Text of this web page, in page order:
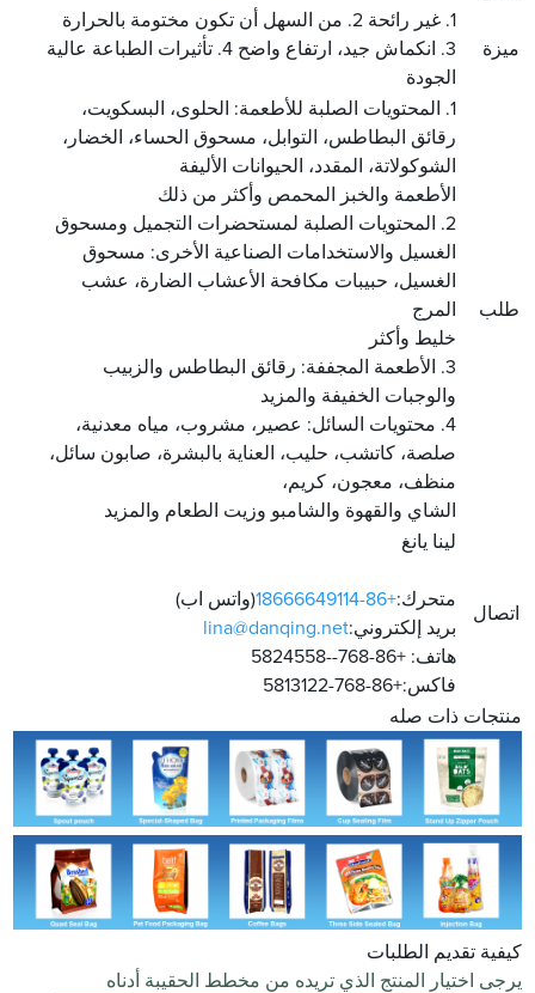
ميزة
1. غير رائحة 2. من السهل أن تكون مختومة بالحرارة
3. انكماش جيد، ارتفاع واضح 4. تأثيرات الطباعة عالية
الجودة
طلب
1. المحتويات الصلبة للأطعمة: الحلوى، البسكويت،
رقائق البطاطس، التوابل، مسحوق الحساء، الخضار،
الشوكولاتة، المقدد، الحيوانات الأليفة
الأطعمة والخبز المحمص وأكثر من ذلك
2. المحتويات الصلبة لمستحضرات التجميل ومسحوق
الغسيل والاستخدامات الصناعية الأخرى: مسحوق
الغسيل، حبيبات مكافحة الأعشاب الضارة، عشب
المرج
خليط وأكثر
3. الأطعمة المجففة: رقائق البطاطس والزبيب
والوجبات الخفيفة والمزيد
4. محتويات السائل: عصير، مشروب، مياه معدنية،
صلصة، كاتشب، حليب، العناية بالبشرة، صابون سائل،
منظف، معجون، كريم،
الشاي والقهوة والشامبو وزيت الطعام والمزيد
اتصال
لينا يانغ
متحرك:+86-18666649114
(واتس اب)
بريد إلكتروني:lina@danqing.net
هاتف: +86-768--5824558
فاكس:+86-768-5813122
منتجات ذات صله
كيفية تقديم الطلبات
يرجى اختيار المنتج الذي تريده من مخطط الحقيبة أدناه